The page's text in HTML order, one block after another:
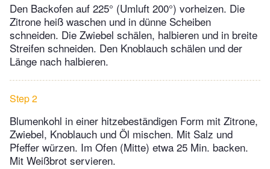
Den Backofen auf 225° (Umluft 200°) vorheizen. Die
Zitrone heiß waschen und in dünne Scheiben
schneiden. Die Zwiebel schälen, halbieren und in breite
Streifen schneiden. Den Knoblauch schälen und der
Länge nach halbieren.
Step 2
Blumenkohl in einer hitzebeständigen Form mit Zitrone,
Zwiebel, Knoblauch und Öl mischen. Mit Salz und
Pfeffer würzen. Im Ofen (Mitte) etwa 25 Min. backen.
Mit Weißbrot servieren.